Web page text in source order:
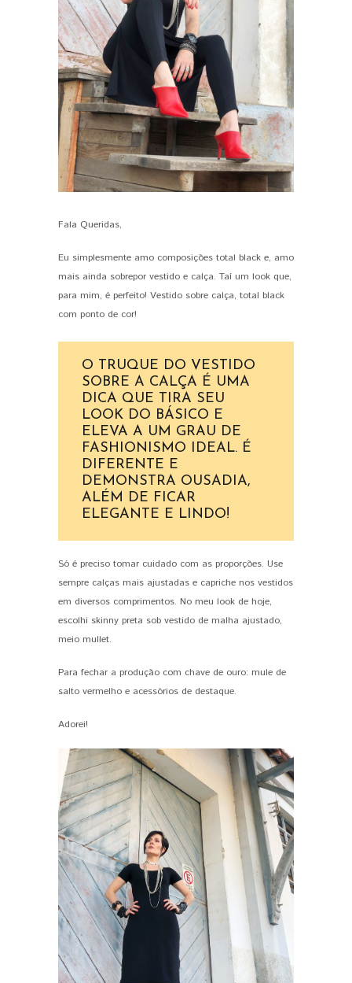
Fala Queridas,
Eu simplesmente amo composições total black e, amo
mais ainda sobrepor vestido e calça. Taí um look que,
para mim, é perfeito! Vestido sobre calça, total black
com ponto de cor!
O TRUQUE DO VESTIDO
SOBRE A CALÇA É UMA
DICA QUE TIRA SEU
LOOK DO BÁSICO E
ELEVA A UM GRAU DE
FASHIONISMO IDEAL. É
DIFERENTE E
DEMONSTRA OUSADIA,
ALÉM DE FICAR
ELEGANTE E LINDO!
Só é preciso tomar cuidado com as proporções. Use
sempre calças mais ajustadas e capriche nos vestidos
em diversos comprimentos. No meu look de hoje,
escolhi skinny preta sob vestido de malha ajustado,
meio mullet.
Para fechar a produção com chave de ouro: mule de
salto vermelho e acessórios de destaque.
Adorei!